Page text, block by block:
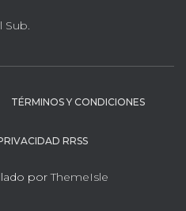
Sub.
TÉRMINOS Y CONDICIONES
RRSS
porThemeIsle